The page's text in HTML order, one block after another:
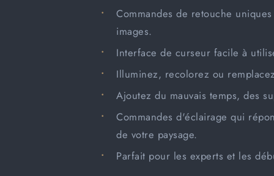
Commandes de retouche
images.
Interface de curseur facile à
Illuminez, recolorez ou
Ajoutez du mauvais temps, des
Commandes d'éclairage qui
de votre paysage.
Parfait pour les experts et les